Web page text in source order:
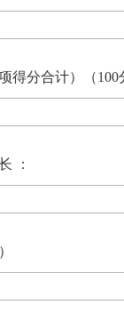
得分合计）（100
：